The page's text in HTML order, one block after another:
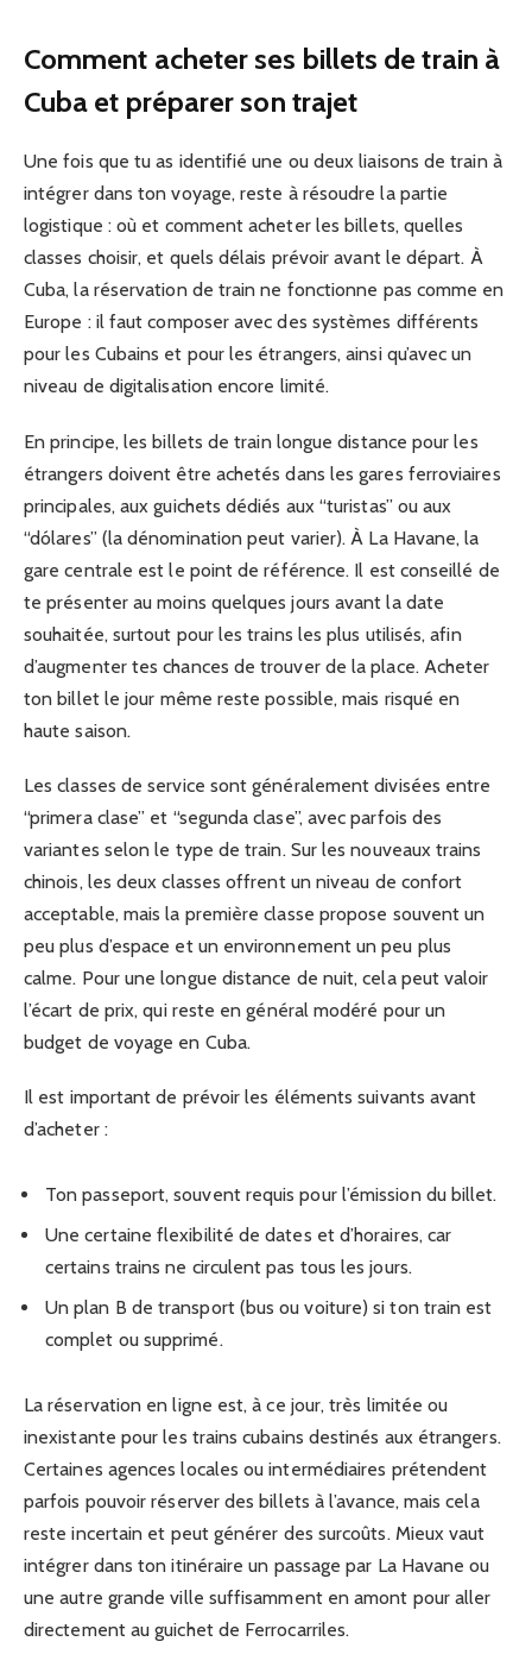
Comment acheter ses billets de train à
Cuba et préparer son trajet
Une fois que tu as identifié une ou deux liaisons de train à
intégrer dans ton voyage, reste à résoudre la partie
logistique : où et comment acheter les billets, quelles
classes choisir, et quels délais prévoir avant le départ. À
Cuba, la réservation de train ne fonctionne pas comme en
Europe : il faut composer avec des systèmes différents
pour les Cubains et pour les étrangers, ainsi qu’avec un
niveau de digitalisation encore limité.
En principe, les billets de train longue distance pour les
étrangers doivent être achetés dans les gares ferroviaires
principales, aux guichets dédiés aux “turistas” ou aux
“dólares” (la dénomination peut varier). À La Havane, la
gare centrale est le point de référence. Il est conseillé de
te présenter au moins quelques jours avant la date
souhaitée, surtout pour les trains les plus utilisés, afin
d’augmenter tes chances de trouver de la place. Acheter
ton billet le jour même reste possible, mais risqué en
haute saison.
Les classes de service sont généralement divisées entre
“primera clase” et “segunda clase”, avec parfois des
variantes selon le type de train. Sur les nouveaux trains
chinois, les deux classes offrent un niveau de confort
acceptable, mais la première classe propose souvent un
peu plus d’espace et un environnement un peu plus
calme. Pour une longue distance de nuit, cela peut valoir
l’écart de prix, qui reste en général modéré pour un
budget de voyage en Cuba.
Il est important de prévoir les éléments suivants avant
d’acheter :
Ton passeport, souvent requis pour l’émission du billet.
Une certaine flexibilité de dates et d’horaires, car
certains trains ne circulent pas tous les jours.
Un plan B de transport (bus ou voiture) si ton train est
complet ou supprimé.
La réservation en ligne est, à ce jour, très limitée ou
inexistante pour les trains cubains destinés aux étrangers.
Certaines agences locales ou intermédiaires prétendent
parfois pouvoir réserver des billets à l’avance, mais cela
reste incertain et peut générer des surcoûts. Mieux vaut
intégrer dans ton itinéraire un passage par La Havane ou
une autre grande ville suffisamment en amont pour aller
directement au guichet de Ferrocarriles.